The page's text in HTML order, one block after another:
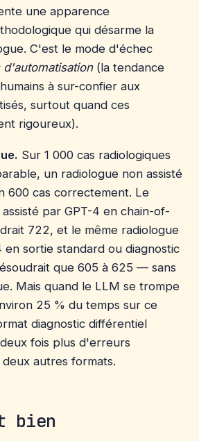
une apparence
qui désarme la
C'est le mode d'échec
d'automatisation(la tendance
à sur-confier aux
surtout quand ces
rigoureux).
Sur 1 000 cas radiologiques
un radiologue non assisté
600 cas correctement. Le
par GPT-4 en chain-of-
722, et le même radiologue
en sortie standard ou diagnostic
que 605 à 625 — sans
Mais quand le LLM se trompe
25 % du temps sur ce
diagnostic différentiel
fois plus d'erreurs
autres formats.
bien